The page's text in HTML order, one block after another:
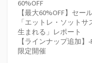
60%OFF
【最大60%OFF】セー
「エットレ・ソット
生まれる」レポート
【ラインナップ追加
限定開催